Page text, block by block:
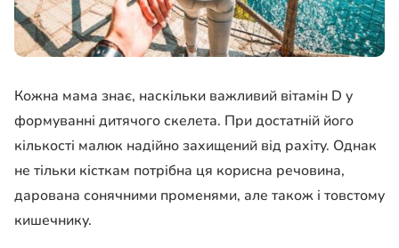
Кожна мама знає, наскільки важливий вітамін D у
формуванні дитячого скелета. При достатній його
кількості малюк надійно захищений від рахіту. Однак
не тільки кісткам потрібна ця корисна речовина,
дарована сонячними променями, але також і товстому
кишечнику.